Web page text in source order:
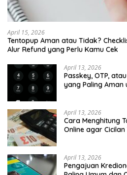
April 15, 2026
Tentopup Aman atau Tidak?
Alur Refund yang Perlu Kamu Cek
April 13, 2026
Passkey, OTP,
yang Paling Aman
April 13, 2026
Cara Menghitung
Online agar
April 13, 2026
Pengajuan